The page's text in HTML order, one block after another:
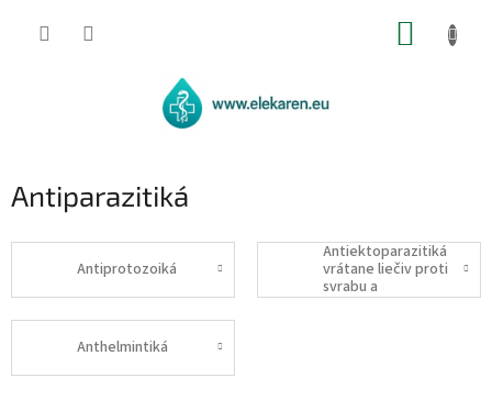
Antiparazitiká
Antiprotozoiká
Antiektoparazitiká
vrátane liečiv proti
svrabu a
repelentov
Anthelmintiká